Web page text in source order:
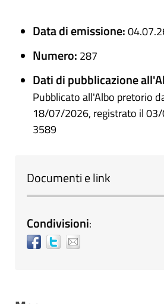
Data di emissione:
Numero: 287
Dati di pubblicazione
Pubblicato all'Albo pretorio
18/07/2026, registrato il
3589
Documenti e link
Condivisioni: